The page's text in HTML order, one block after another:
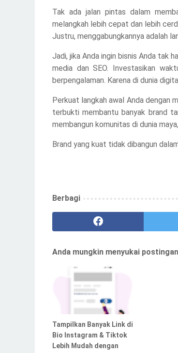
Tak ada jalan pintas dalam
melangkah lebih cepat dan lebih
Justru, menggabungkannya adalah
Jadi, jika Anda ingin bisnis Anda tak
media dan SEO. Investasikan
berpengalaman. Karena di dunia
Perkuat langkah awal Anda dengan
terbukti membantu banyak brand
membangun komunitas di dunia
Brand yang kuat tidak dibangun
Berbagi
Anda mungkin menyukai
Tampilkan Banyak Link di
Bio Instagram & Tiktok
Lebih Mudah dengan